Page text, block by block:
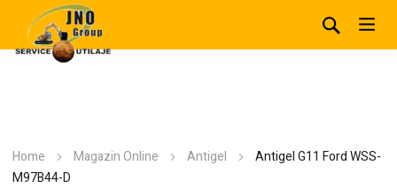
Home Magazin Online Antigel
Antigel G11 Ford WSS-
M97B44-D